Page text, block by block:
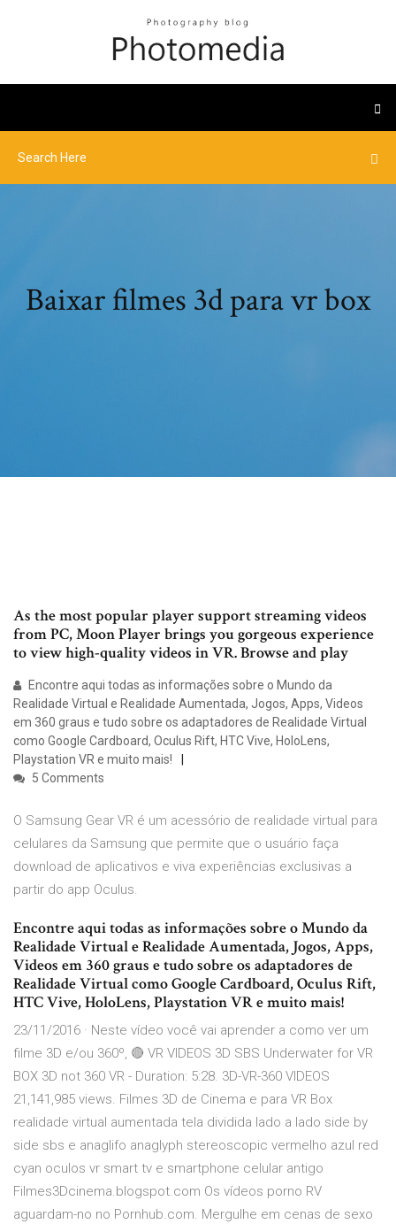
Baixar filmes 3d para vr box
As the most popular player support streaming videos
from PC, Moon Player brings you gorgeous experience
to view high-quality videos in VR. Browse and play
Encontre aqui todas as informações sobre o Mundo da
Realidade Virtual e Realidade Aumentada, Jogos, Apps, Videos
em 360 graus e tudo sobre os adaptadores de Realidade Virtual
como Google Cardboard, Oculus Rift, HTC Vive, HoloLens,
Playstation VR e muito mais!
5 Comments
O Samsung Gear VR é um acessório de realidade virtual para
celulares da Samsung que permite que o usuário faça
download de aplicativos e viva experiências exclusivas a
partir do app Oculus.
Encontre aqui todas as informações sobre o Mundo da
Realidade Virtual e Realidade Aumentada, Jogos, Apps,
Videos em 360 graus e tudo sobre os adaptadores de
Realidade Virtual como Google Cardboard, Oculus Rift,
HTC Vive, HoloLens, Playstation VR e muito mais!
23/11/2016 · Neste vídeo você vai aprender a como ver um
filme 3D e/ou 360º, 🔴 VR VIDEOS 3D SBS Underwater for VR
BOX 3D not 360 VR - Duration: 5:28. 3D-VR-360 VIDEOS
21,141,985 views. Filmes 3D de Cinema e para VR Box
realidade virtual aumentada tela dividida lado a lado side by
side sbs e anaglifo anaglyph stereoscopic vermelho azul red
cyan oculos vr smart tv e smartphone celular antigo
Filmes3Dcinema.blogspot.com Os vídeos porno RV
aguardam-no no Pornhub.com. Mergulhe em cenas de sexo